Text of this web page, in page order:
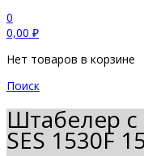
0
0,00 ₽
Нет товаров в корзине
Поиск
Штабелер
SES 1530F